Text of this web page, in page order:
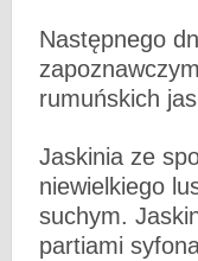
Następnego
rumuńskich
Jaskinia ze
niewielkiego
suchym.
partiami